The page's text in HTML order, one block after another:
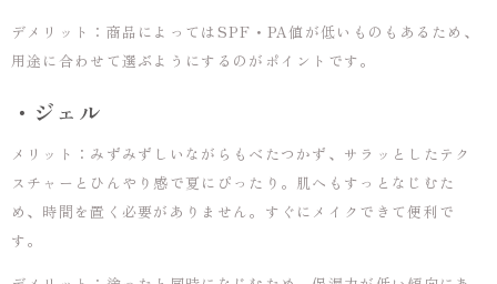
デメリット：商品によってはSPF・PA値が低いものもあるため、
用途に合わせて選ぶようにするのがポイントです。
・ジェル
メリット：みずみずしいながらもべたつかず、サラッとしたテク
スチャーとひんやり感で夏にぴったり。肌へもすっとなじむた
め、時間を置く必要がありません。すぐにメイクできて便利で
す。